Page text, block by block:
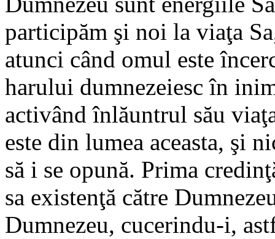
participăm şi noi la viaţa
atunci când omul este
harului dumnezeiesc în
activând înlăuntrul său
este din lumea aceasta, şi
să i se opună. Prima
sa existenţă către
Dumnezeu, cucerindu-i,